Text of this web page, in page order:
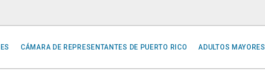
CÁMARA DE REPRESENTANTES DE PUERTO RICO
ADULTOS MAYORES